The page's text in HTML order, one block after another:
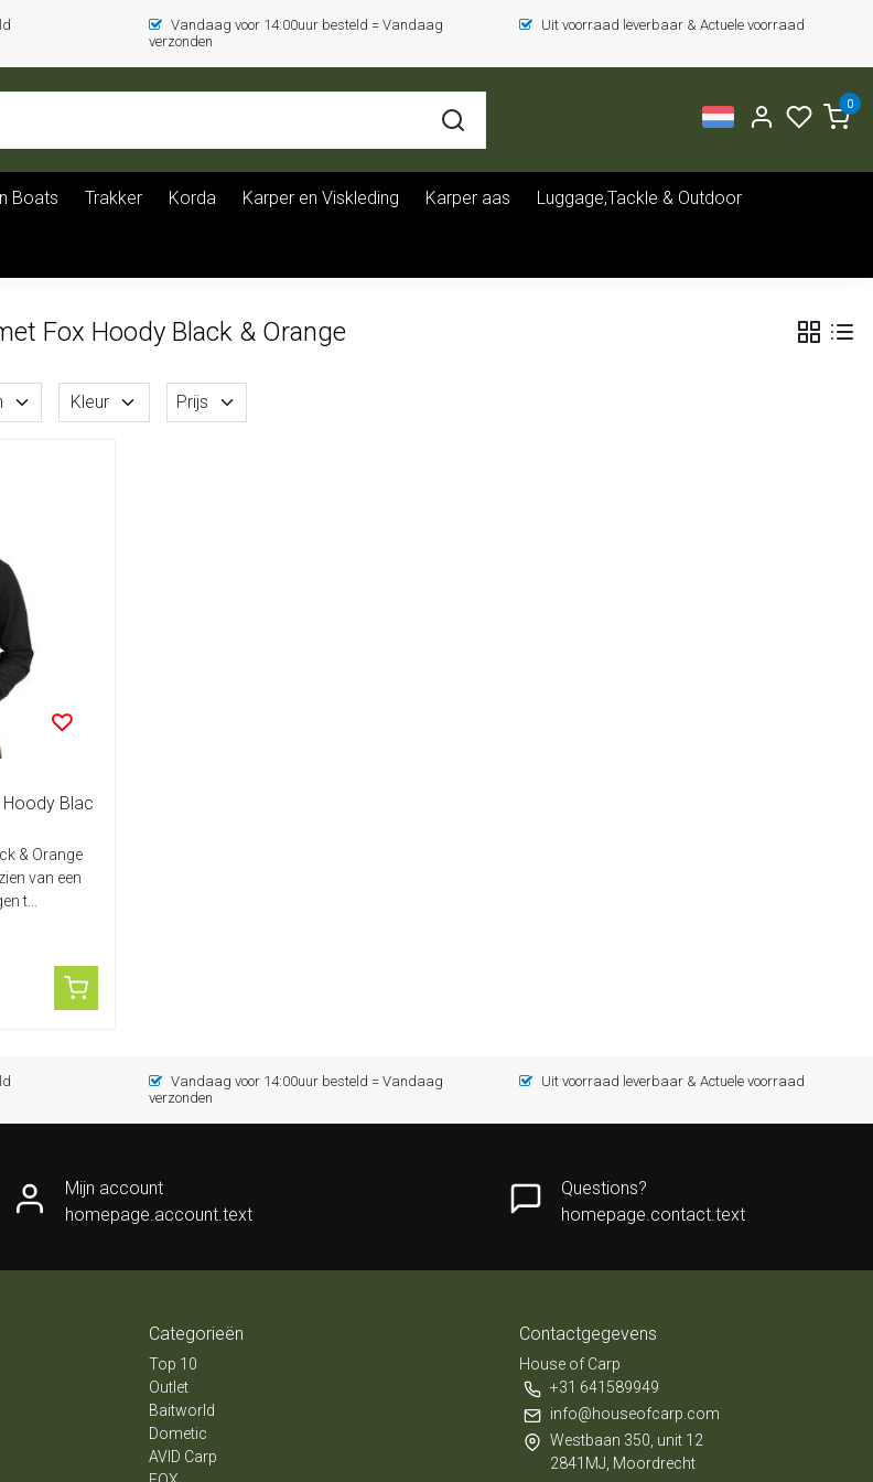
Vandaag voor 14:00uur besteld = Vandaag
verzonden
Uit voorraad leverbaar & Actuele voorraad
0
Boats Trakker Korda Karper en Viskleding Karper aas Luggage,Tackle & Outdoor
Fox Hoody Black & Orange
Kleur Prijs
Blac
& Orange
van een
t...
Vandaag voor 14:00uur besteld = Vandaag
verzonden
Uit voorraad leverbaar & Actuele voorraad
Mijn account
homepage.account.text
Questions?
homepage.contact.text
Categorieën
Top 10
Outlet
Baitworld
Dometic
AVID Carp
Contactgegevens
House of Carp
+31 641589949
info@houseofcarp.com
Westbaan 350, unit 12
2841MJ, Moordrecht